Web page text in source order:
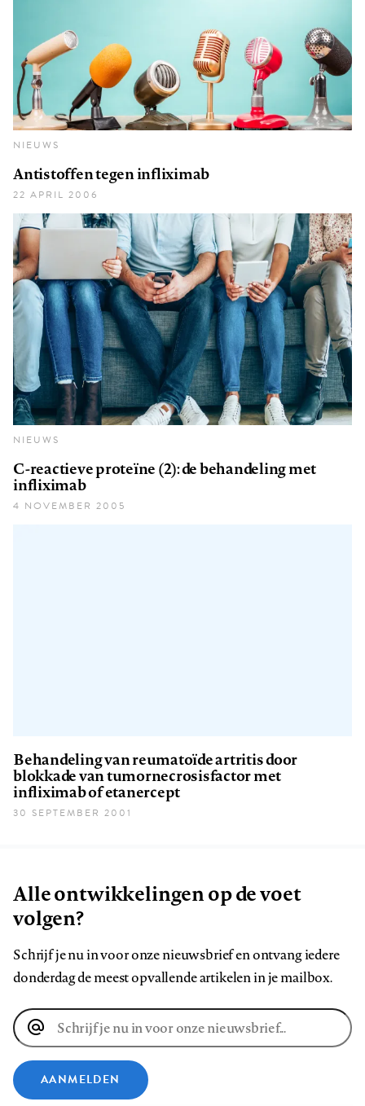
NIEUWS
Antistoffen tegen infliximab
22 APRIL 2006
NIEUWS
C-reactieve proteïne (2): de behandeling met
infliximab
4 NOVEMBER 2005
Behandeling van reumatoïde artritis door
blokkade van tumornecrosisfactor met
infliximab of etanercept
30 SEPTEMBER 2001
Alle ontwikkelingen op de voet
volgen?
Schrijf je nu in voor onze nieuwsbrief en ontvang iedere
donderdag de meest opvallende artikelen in je mailbox.
E-
mailadres
AANMELDEN